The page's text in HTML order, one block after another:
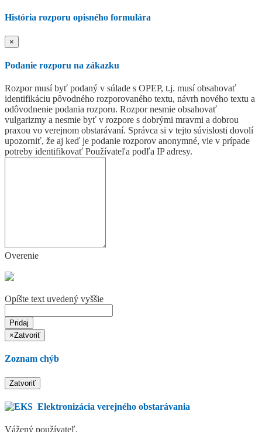
História rozporu opisného formulára
×
Podanie rozporu na zákazku
Rozpor musí byť podaný v súlade s OPEP, t.j. musí obsahovať
identifikáciu pôvodného rozporovaného textu, návrh nového textu a
odôvodnenie podania rozporu. Rozpor nesmie obsahovať
vulgarizmy a nesmie byť v rozpore s dobrými mravmi a dobrou
praxou vo verejnom obstarávaní. Správca si v tejto súvislosti dovolí
upozorniť, že aj keď je podanie rozporov anonymné, vie v prípade
potreby identifikovať Používateľa podľa IP adresy.
Overenie
Opíšte text uvedený vyššie
Pridaj
×Zatvoriť
Zoznam chýb
Zatvoriť
Elektronizácia verejného obstarávania
Vážený používateľ,